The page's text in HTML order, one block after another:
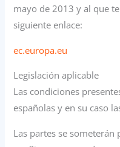
mayo de 2013 y al que
siguiente enlace:
ec.europa.eu
Legislación aplicable
Las condiciones
españolas y en su caso
Las partes se